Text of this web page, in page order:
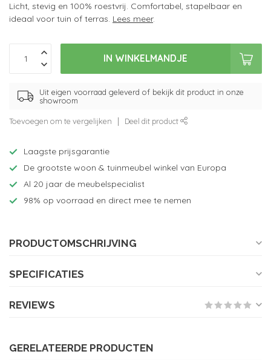
Licht, stevig en 100% roestvrij. Comfortabel, stapelbaar en
ideaal voor tuin of terras. Lees meer.
IN WINKELMANDJE
Uit eigen voorraad geleverd of bekijk dit product in onze
showroom
Toevoegen om te vergelijken Deel dit product
Laagste prijsgarantie
De grootste woon & tuinmeubel winkel van Europa
Al 20 jaar de meubelspecialist
98% op voorraad en direct mee te nemen
PRODUCTOMSCHRIJVING
SPECIFICATIES
REVIEWS
GERELATEERDE PRODUCTEN